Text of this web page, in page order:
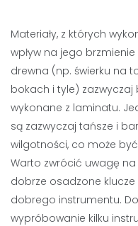
Materiały, z których
wpływ na jego
drewna (np. świerku na
bokach i tyle) zazwyczaj
wykonane z laminatu.
są zazwyczaj tańsze i
wilgotności, co może
Warto zwrócić uwagę
dobrze osadzone
dobrego instrumentu.
wypróbowanie kilku